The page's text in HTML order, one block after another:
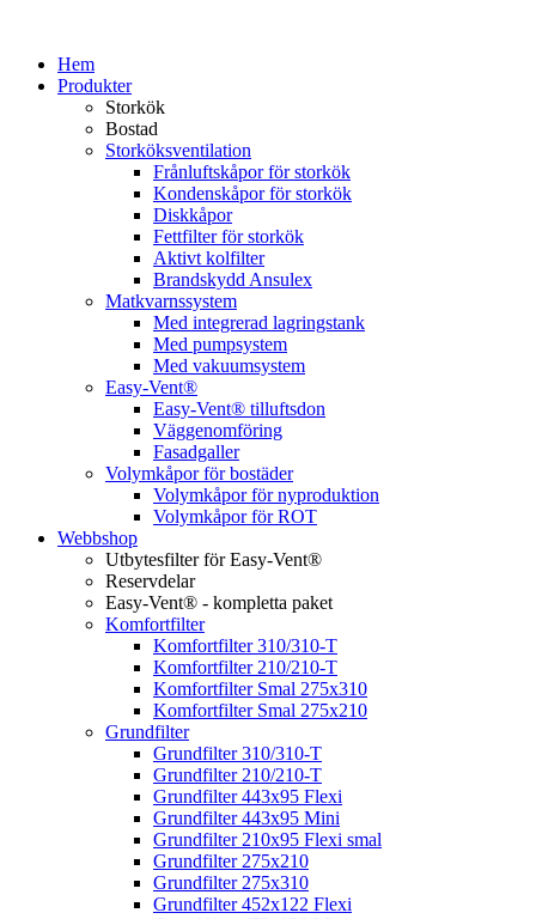
Hem
Produkter
Storkök
Bostad
Storköksventilation
Frånluftskåpor för storkök
Kondenskåpor för storkök
Diskkåpor
Fettfilter för storkök
Aktivt kolfilter
Brandskydd Ansulex
Matkvarnssystem
Med integrerad lagringstank
Med pumpsystem
Med vakuumsystem
Easy-Vent®
Easy-Vent® tilluftsdon
Väggenomföring
Fasadgaller
Volymkåpor för bostäder
Volymkåpor för nyproduktion
Volymkåpor för ROT
Webbshop
Utbytesfilter för Easy-Vent®
Reservdelar
Easy-Vent® - kompletta paket
Komfortfilter
Komfortfilter 310/310-T
Komfortfilter 210/210-T
Komfortfilter Smal 275x310
Komfortfilter Smal 275x210
Grundfilter
Grundfilter 310/310-T
Grundfilter 210/210-T
Grundfilter 443x95 Flexi
Grundfilter 443x95 Mini
Grundfilter 210x95 Flexi smal
Grundfilter 275x210
Grundfilter 275x310
Grundfilter 452x122 Flexi